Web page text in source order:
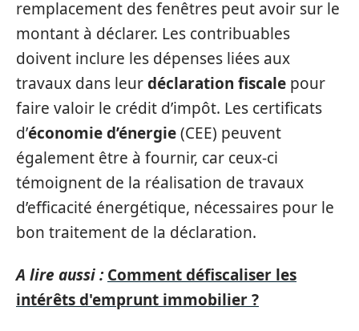
remplacement des fenêtres peut avoir sur le
montant à déclarer. Les contribuables
doivent inclure les dépenses liées aux
travaux dans leurdéclaration fiscale pour
faire valoir le crédit d’impôt. Les certificats
d’économie d’énergie(CEE) peuvent
également être à fournir, car ceux-ci
témoignent de la réalisation de travaux
d’efficacité énergétique, nécessaires pour le
bon traitement de la déclaration.
A lire aussi : Comment défiscaliser les
intérêts d'emprunt immobilier ?